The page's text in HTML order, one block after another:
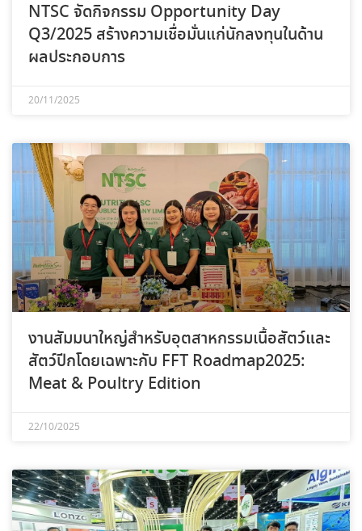
NTSC จัดกิจกรรม Opportunity Day
Q3/2025 สร้างความเชื่อมั่นแก่นักลงทุนในด้าน
ผลประกอบการ
20/11/2025
งานสัมมนาใหญ่สำหรับอุตสาหกรรมเนื้อสัตว์และ
สัตว์ปีกโดยเฉพาะกับ FFT Roadmap2025:
Meat & Poultry Edition
22/10/2025